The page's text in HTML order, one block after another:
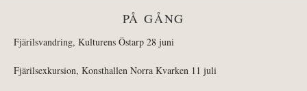
PÅ GÅNG
Fjärilsvandring, Kulturens Östarp 28 juni
Fjärilsexkursion, Konsthallen Norra Kvarken 11 juli